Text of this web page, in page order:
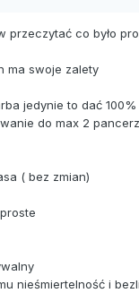
czy zamkniętych
wiem co. Proponuję
Siła, Witalność
regeneracje HP (9
leczniczą,
w Wilkołaka lub
przeczytać co było
ma swoje zalety
jedynie to dać
do max 2
( bez zmian)
nieśmiertelność i